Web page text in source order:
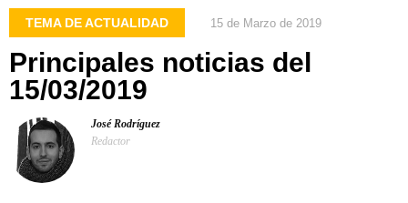
TEMA DE ACTUALIDAD 15 de Marzo de 2019
Principales noticias del
15/03/2019
José Rodríguez
Redactor